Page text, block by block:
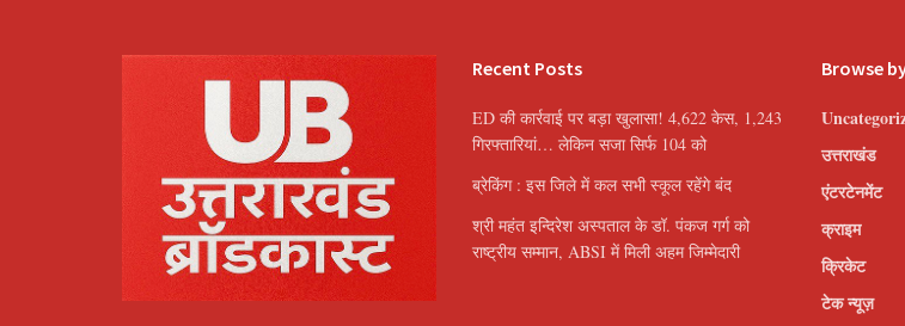
Recent Posts
ED की कार्रवाई पर बड़ा खुलासा! 4,622 केस, 1,243
गिरफ्तारियां… लेकिन सजा सिर्फ 104 को
ब्रेकिंग : इस जिले में कल सभी स्कूल रहेंगे बंद
श्री महंत इन्दिरेश अस्पताल के डॉ. पंकज गर्ग को
राष्ट्रीय सम्मान, ABSI में मिली अहम जिम्मेदारी
Browse
उत्तराखंड
एंटरटेनमेंट
क्राइम
क्रिकेट
टेक न्यूज़